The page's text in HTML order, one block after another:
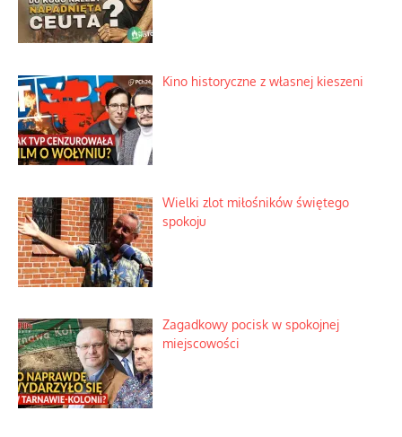
Kino historyczne z własnej kieszeni
Wielki zlot miłośników świętego
spokoju
Zagadkowy pocisk w spokojnej
miejscowości